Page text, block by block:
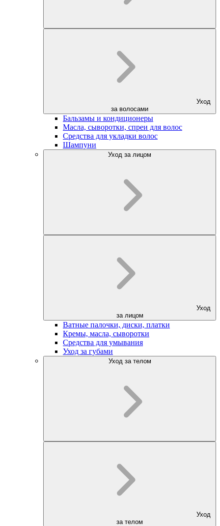
Уход
за волосами
Бальзамы и кондиционеры
Масла, сыворотки, спреи для волос
Средства для укладки волос
Шампуни
Уход за лицом
Уход
за лицом
Ватные палочки, диски, платки
Кремы, масла, сыворотки
Средства для умывания
Уход за губами
Уход за телом
Уход
за телом